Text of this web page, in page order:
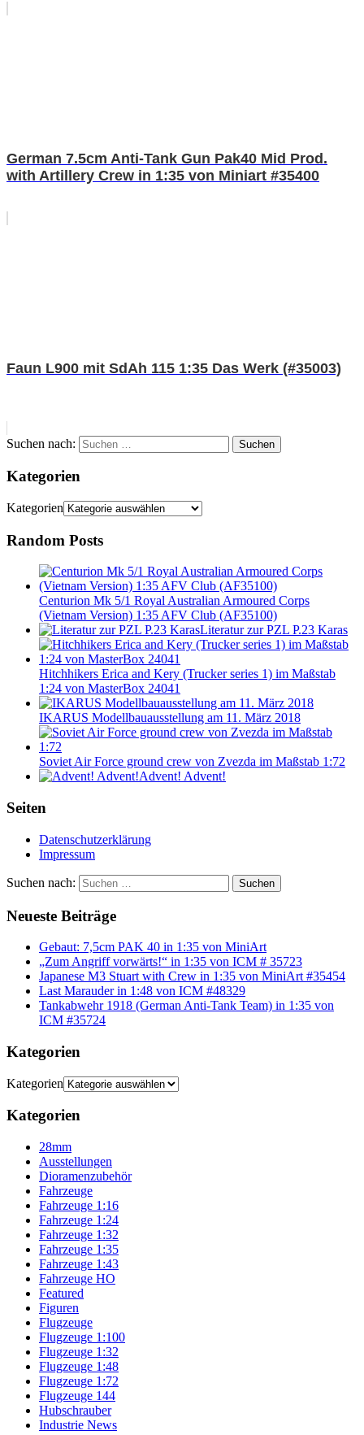
German 7.5cm Anti-Tank Gun Pak40 Mid Prod.
with Artillery Crew in 1:35 von Miniart #35400
Faun L900 mit SdAh 115 1:35 Das Werk (#35003)
Suchen nach: Suchen
Kategorien
Kategorien
Random Posts
Centurion Mk 5/1 Royal Australian Armoured Corps
(Vietnam Version) 1:35 AFV Club (AF35100)
Literatur zur PZL P.23 Karas
Hitchhikers Erica and Kery (Trucker series 1) im Maßstab
1:24 von MasterBox 24041
IKARUS Modellbauausstellung am 11. März 2018
Soviet Air Force ground crew von Zvezda im Maßstab 1:72
Advent! Advent!
Seiten
Datenschutzerklärung
Impressum
Suchen nach: Suchen
Neueste Beiträge
Gebaut: 7,5cm PAK 40 in 1:35 von MiniArt
„Zum Angriff vorwärts!“ in 1:35 von ICM # 35723
Japanese M3 Stuart with Crew in 1:35 von MiniArt #35454
Last Marauder in 1:48 von ICM #48329
Tankabwehr 1918 (German Anti-Tank Team) in 1:35 von
ICM #35724
Kategorien
Kategorien
Kategorien
28mm
Ausstellungen
Dioramenzubehör
Fahrzeuge
Fahrzeuge 1:16
Fahrzeuge 1:24
Fahrzeuge 1:32
Fahrzeuge 1:35
Fahrzeuge 1:43
Fahrzeuge HO
Featured
Figuren
Flugzeuge
Flugzeuge 1:100
Flugzeuge 1:32
Flugzeuge 1:48
Flugzeuge 1:72
Flugzeuge 144
Hubschrauber
Industrie News